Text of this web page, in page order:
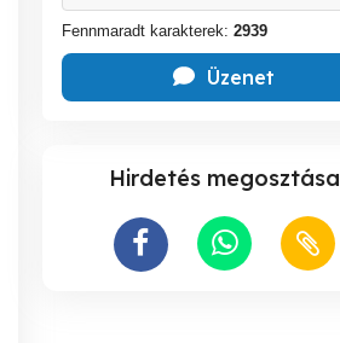
Fennmaradt karakterek: 2939
Üzenet
Hirdetés megosztása